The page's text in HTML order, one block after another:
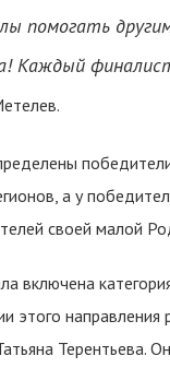
помогать
Каждый
а у
своей малой
включена
направления
Терентьева.